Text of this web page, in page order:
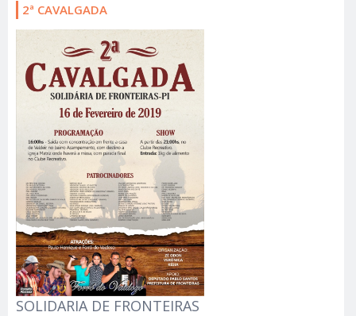
2ª CAVALGADA
SOLIDARIA DE FRONTEIRAS